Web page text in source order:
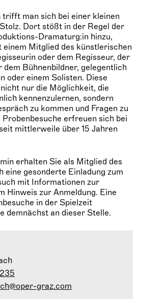
trifft man sich bei einer kleinen
Dort stößt in der Regel der
Dramaturg:in hinzu,
einem Mitglied des künstlerischen
oder dem Regisseur, der
dem Bühnenbildner, gelegentlich
oder einem Solisten. Diese
nur die Möglichkeit, die
kennenzulernen, sondern
zu kommen und Fragen zu
erfreuen sich bei
mittlerweile über 15 Jahren
erhalten Sie als Mitglied des
eine gesonderte Einladung zum
mit Informationen zur
Hinweis zur Anmeldung. Eine
in der Spielzeit
demnächst an dieser Stelle.
graz.com